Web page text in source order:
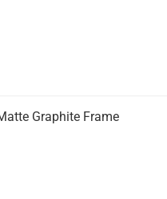
Graphite Frame